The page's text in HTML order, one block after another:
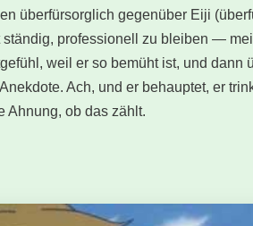
überfürsorglich gegenüber Eiji
professionell zu bleiben —
weil er so bemüht ist, und dann
Ach, und er behauptet, er
Ahnung, ob das zählt.